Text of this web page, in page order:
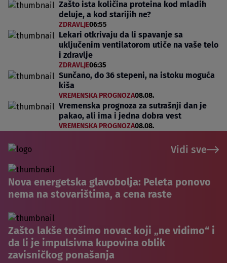
Zašto ista količina proteina kod mladih
deluje, a kod starijih ne?
ZDRAVLJE06:55
Lekari otkrivaju da li spavanje sa
uključenim ventilatorom utiče na vaše telo
i zdravlje
ZDRAVLJE06:35
Sunčano, do 36 stepeni, na istoku moguća
kiša
VREMENSKA PROGNOZA08.08.
Vremenska prognoza za sutrašnji dan je
pakao, ali ima i jedna dobra vest
VREMENSKA PROGNOZA08.08.
Vidi sve
Nova energetska glavobolja: Peleta ponovo
nema na stovarištima, a cena raste
Zašto lakše trošimo novac koji „ne vidimo“ i
da li je impulsivna kupovina oblik
zavisničkog ponašanja